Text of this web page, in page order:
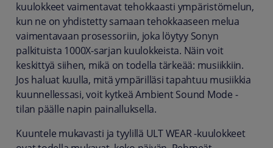
kuulokkeet vaimentavat tehokkaasti ympäristömelun,
kun ne on yhdistetty samaan tehokkaaseen melua
vaimentavaan prosessoriin, joka löytyy Sonyn
palkituista 1000X-sarjan kuulokkeista. Näin voit
keskittyä siihen, mikä on todella tärkeää: musiikkiin.
Jos haluat kuulla, mitä ympärilläsi tapahtuu musiikkia
kuunnellessasi, voit kytkeä Ambient Sound Mode -
tilan päälle napin painalluksella.
Kuuntele mukavasti ja tyylillä ULT WEAR -kuulokkeet